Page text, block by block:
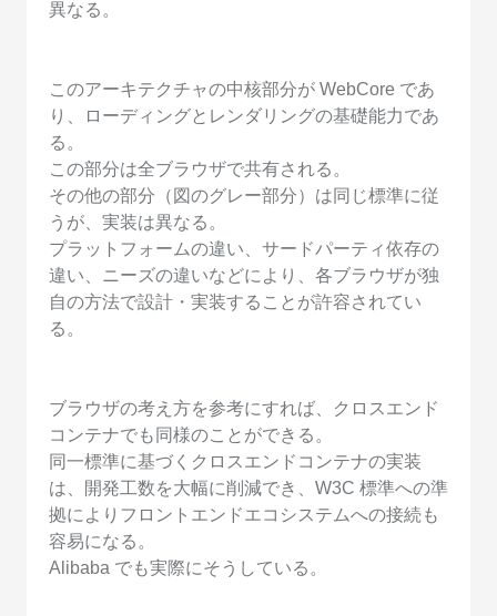
異なる。
このアーキテクチャの中核部分が WebCore であ
り、ローディングとレンダリングの基礎能力であ
る。
この部分は全ブラウザで共有される。
その他の部分（図のグレー部分）は同じ標準に従
うが、実装は異なる。
プラットフォームの違い、サードパーティ依存の
違い、ニーズの違いなどにより、各ブラウザが独
自の方法で設計・実装することが許容されてい
る。
ブラウザの考え方を参考にすれば、クロスエンド
コンテナでも同様のことができる。
同一標準に基づくクロスエンドコンテナの実装
は、開発工数を大幅に削減でき、W3C 標準への準
拠によりフロントエンドエコシステムへの接続も
容易になる。
Alibaba でも実際にそうしている。